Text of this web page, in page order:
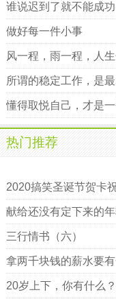
谁说迟到了就不能成
做好每一件小事
风一程，雨一程，人
所谓的稳定工作，是
懂得取悦自己，才是
热门推荐
2020搞笑圣诞节贺卡
献给还没有定下来的
三行情书（六）
拿两千块钱的薪水要
20岁上下，你有什么